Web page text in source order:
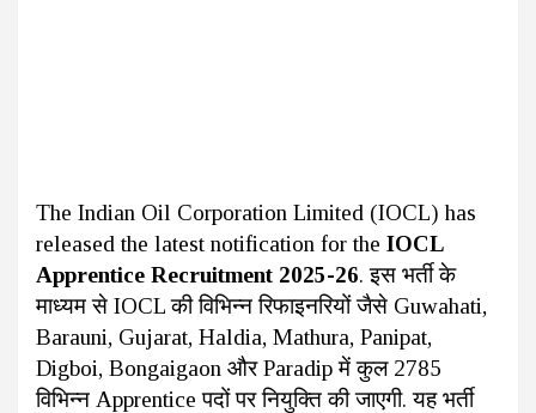
The Indian Oil Corporation Limited (IOCL) has
released the latest notification for the IOCL
Apprentice Recruitment 2025-26. इस भर्ती के
माध्यम से IOCL की विभिन्न रिफाइनरियों जैसे Guwahati,
Barauni, Gujarat, Haldia, Mathura, Panipat,
Digboi, Bongaigaon और Paradip में कुल 2785
विभिन्न Apprentice पदों पर नियुक्ति की जाएगी. यह भर्ती